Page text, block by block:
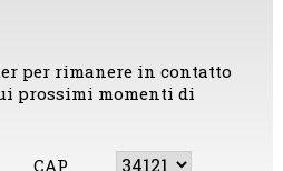
lunedì
25
per rimanere in contatto
prossimi momenti di
CAP